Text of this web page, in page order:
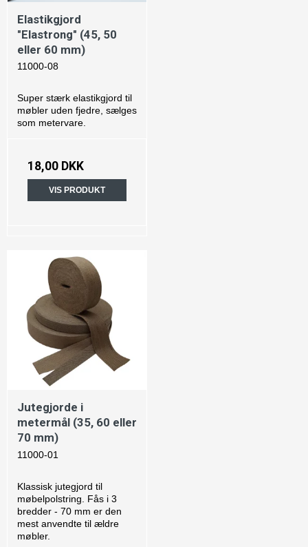
Elastikgjord
"Elastrong" (45, 50
eller 60 mm)
11000-08
Super stærk elastikgjord til
møbler uden fjedre, sælges
som metervare.
18,00 DKK
VIS PRODUKT
Jutegjorde i
metermål (35, 60 eller
70 mm)
11000-01
Klassisk jutegjord til
møbelpolstring. Fås i 3
bredder - 70 mm er den
mest anvendte til ældre
møbler.